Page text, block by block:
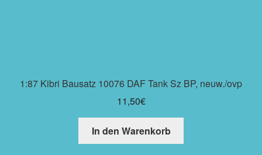
1:87 Kibri Bausatz 10076 DAF Tank Sz BP, neuw./ovp
11,50€
In den Warenkorb